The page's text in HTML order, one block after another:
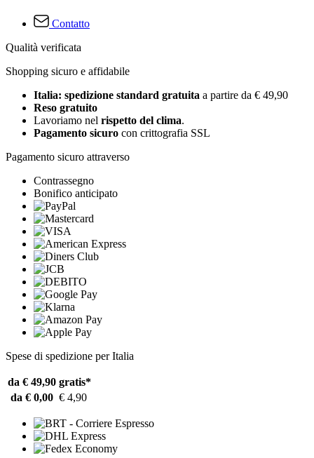
Contatto
Qualità verificata
Shopping sicuro e affidabile
Italia: spedizione standard gratuita a partire da € 49,90
Reso gratuito
Lavoriamo nel rispetto del clima.
Pagamento sicuro con crittografia SSL
Pagamento sicuro attraverso
Contrassegno
Bonifico anticipato
Spese di spedizione per Italia
da € 49,90 gratis*
da € 0,00 € 4,90